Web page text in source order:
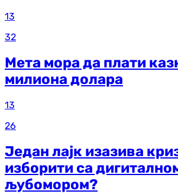
13
32
Мета мора да плати
милиона долара
13
26
Један лајк изазива
изборити са
љубомором?